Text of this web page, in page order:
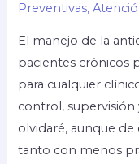
Preventivas,
El manejo de la
pacientes crónicos
para cualquier
control, supervisión
olvidaré, aunque
tanto con menos